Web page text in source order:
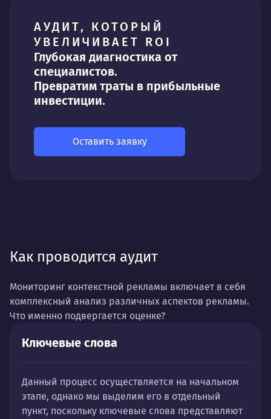
АУДИТ, КОТОРЫЙ
УВЕЛИЧИВАЕТ ROI
Глубокая диагностика от
специалистов.
Превратим траты в прибыльные
инвестиции.
Оставить заявку
Как проводится аудит
Мониторинг контекстной рекламы включает в себя
комплексный анализ различных аспектов рекламы.
Что именно подвергается оценке?
Ключевые слова
Данный процесс осуществляется на начальном
этапе, однако мы выделим его в отдельный
пункт, поскольку ключевые слова представляют